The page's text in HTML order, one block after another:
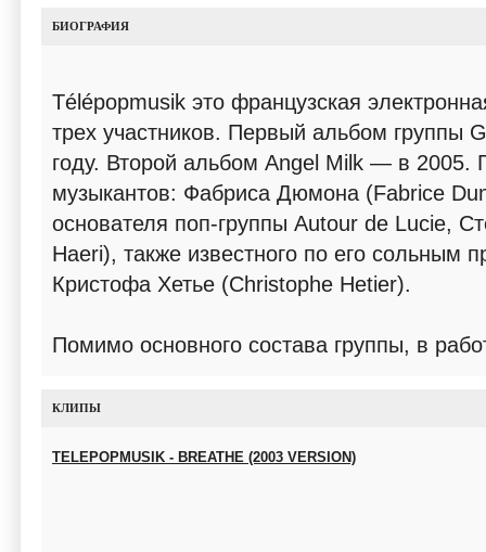
БИОГРАФИЯ
Télépopmusik это французская
трех участников. Первый альбом группы
году. Второй альбом Angel Milk — в 2005.
музыкантов: Фабриса Дюмона (Fabrice
основателя поп-группы Autour de Lucie,
Haeri), также известного по его сольным
Кристофа Хетье (Christophe Hetier).
Помимо основного состава группы, в
КЛИПЫ
TELEPOPMUSIK - BREATHE (2003 VERSION)